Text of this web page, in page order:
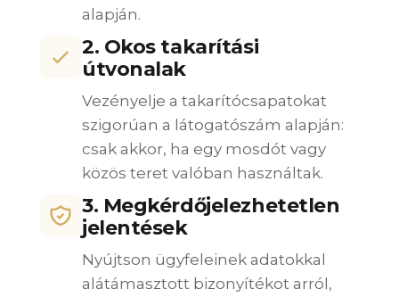
alapján.
2. Okos takarítási
útvonalak
Vezényelje a takarítócsapatokat
szigorúan a látogatószám alapján:
csak akkor, ha egy mosdót vagy
közös teret valóban használtak.
3. Megkérdőjelezhetetlen
jelentések
Nyújtson ügyfeleinek adatokkal
alátámasztott bizonyítékot arról,